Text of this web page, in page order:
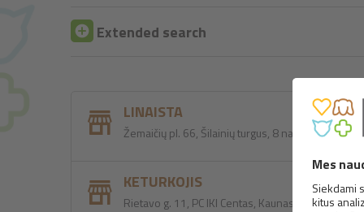
Extended search
LINAISTA
Žemaičių pl. 66, Šilainių turgus, 8 namelis, Kaunas
KETURKOJIS
Rietavo g. 11, PC IKI Centas, Kaunas